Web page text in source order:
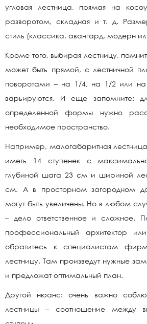
угловая лестница, прямая на
разворотом, складная и т. д.
стиль (классика, авангард, модерн
Кроме того, выбирая лестницу,
может быть прямой, с лестничной
поворотами – на 1/4, на 1/2 или на
варьируются. И еще запомните:
определенной формы нужно
необходимое пространство.
Например, малогабаритная
иметь 14 ступенек с
глубиной шага 23 см и шириной
см. А в просторном загородном
могут быть увеличены. Но в любом
– дело ответственное и сложное.
профессиональный архитектор
обратитесь к специалистам
лестницу. Там произведут нужные
и предложат оптимальный план.
Другой нюанс: очень важно
лестницы – соотношение между